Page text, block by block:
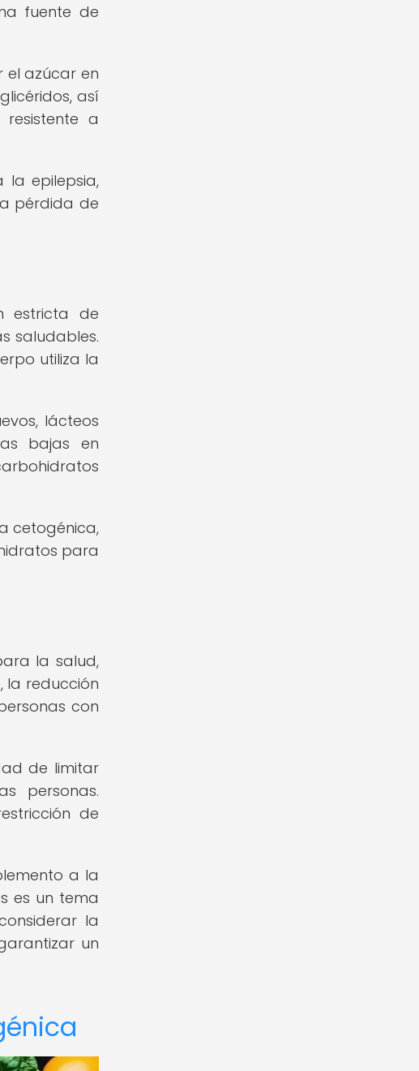
fuente de
el azúcar en
así
a
epilepsia,
pérdida de
estricta de
saludables.
utiliza la
lácteos
bajas en
cetogénica,
para
la salud,
la reducción
con
de limitar
personas.
de
a la
es un tema
la
un